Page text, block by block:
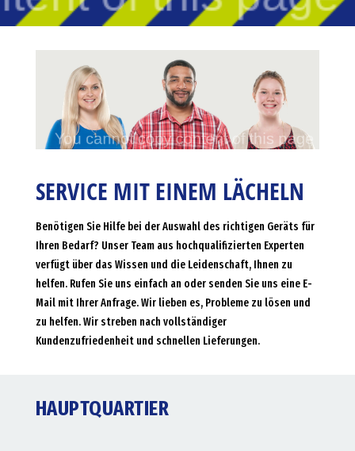
SERVICE MIT EINEM LÄCHELN
Benötigen Sie Hilfe bei der Auswahl des richtigen Geräts für
Ihren Bedarf? Unser Team aus hochqualifizierten Experten
verfügt über das Wissen und die Leidenschaft, Ihnen zu
helfen. Rufen Sie uns einfach an oder senden Sie uns eine E-
Mail mit Ihrer Anfrage. Wir lieben es, Probleme zu lösen und
zu helfen. Wir streben nach vollständiger
Kundenzufriedenheit und schnellen Lieferungen.
HAUPTQUARTIER